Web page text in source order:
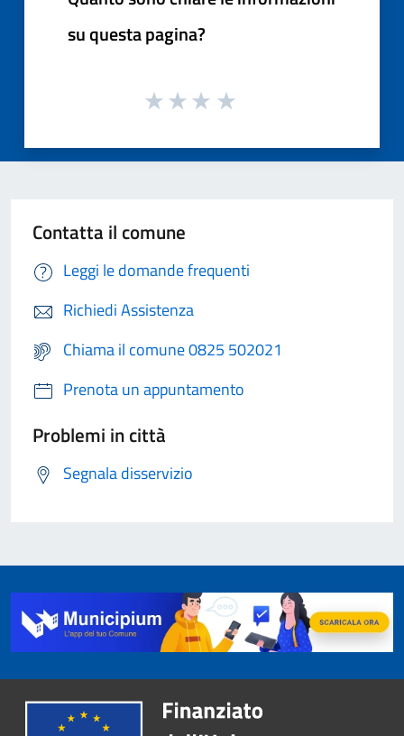
su questa pagina?
Contatta il comune
Leggi le domande frequenti
Richiedi Assistenza
Chiama il comune 0825 502021
Prenota un appuntamento
Problemi in città
Segnala disservizio